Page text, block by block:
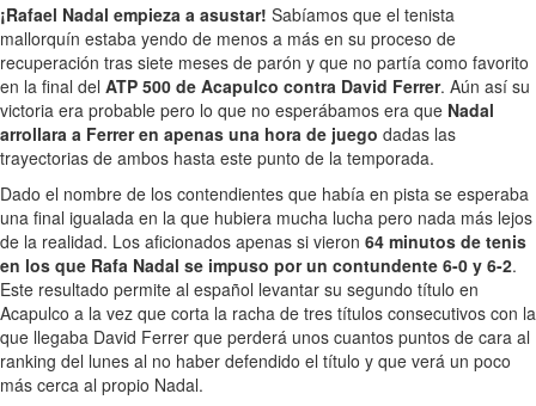
¡Rafael Nadal empieza a asustar! Sabíamos que el tenista
mallorquín estaba yendo de menos a más en su proceso de
recuperación tras siete meses de parón y que no partía como favorito
en la final del ATP 500 de Acapulco contra David Ferrer. Aún así su
victoria era probable pero lo que no esperábamos era que Nadal
arrollara a Ferrer en apenas una hora de juego dadas las
trayectorias de ambos hasta este punto de la temporada.
Dado el nombre de los contendientes que había en pista se esperaba
una final igualada en la que hubiera mucha lucha pero nada más lejos
de la realidad. Los aficionados apenas si vieron 64 minutos de tenis
en los que Rafa Nadal se impuso por un contundente 6-0 y 6-2.
Este resultado permite al español levantar su segundo título en
Acapulco a la vez que corta la racha de tres títulos consecutivos con la
que llegaba David Ferrer que perderá unos cuantos puntos de cara al
ranking del lunes al no haber defendido el título y que verá un poco
más cerca al propio Nadal.